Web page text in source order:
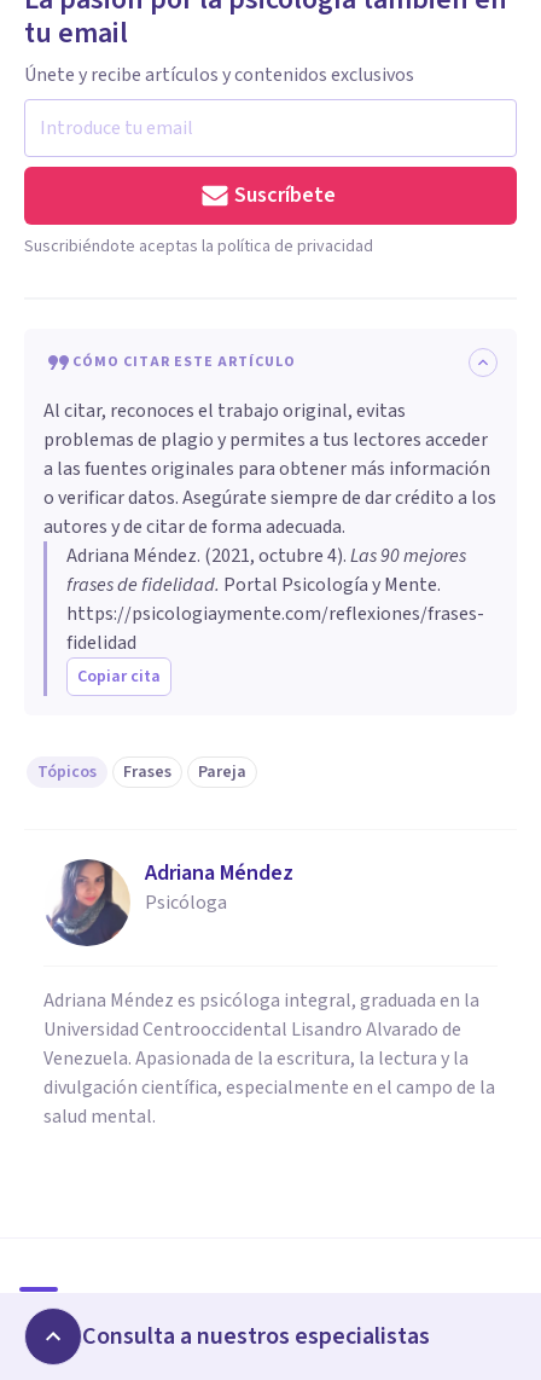
tu email
Únete y recibe artículos y contenidos exclusivos
Suscríbete
Suscribiéndote aceptas la política de privacidad
CÓMO CITAR ESTE ARTÍCULO
Al citar, reconoces el trabajo original, evitas
problemas de plagio y permites a tus lectores acceder
a las fuentes originales para obtener más información
o verificar datos. Asegúrate siempre de dar crédito a los
autores y de citar de forma adecuada.
Adriana Méndez. (2021, octubre 4).Las 90 mejores
frases de fidelidad. Portal Psicología y Mente.
https://psicologiaymente.com/reflexiones/frases-
fidelidad
Copiar cita
Tópicos Frases Pareja
Adriana Méndez
Psicóloga
Adriana Méndez es psicóloga integral, graduada en la
Universidad Centrooccidental Lisandro Alvarado de
Venezuela. Apasionada de la escritura, la lectura y la
divulgación científica, especialmente en el campo de la
salud mental.
Artículos relacionados
Gabriela Mistral
César Juárez
Consulta a nuestros especialistas